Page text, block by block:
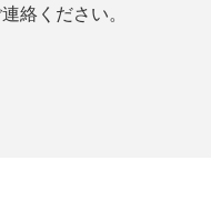
絡ください。